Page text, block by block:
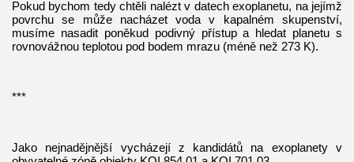
Pokud bychom tedy chtěli nalézt v datech exoplanetu, na jejímž
povrchu se může nacházet voda v kapalném skupenství,
musíme nasadit poněkud podivný přístup a hledat planetu s
rovnovážnou teplotou pod bodem mrazu (méně než 273 K).
***
Jako nejnadějnější vycházejí z kandidátů na exoplanety v